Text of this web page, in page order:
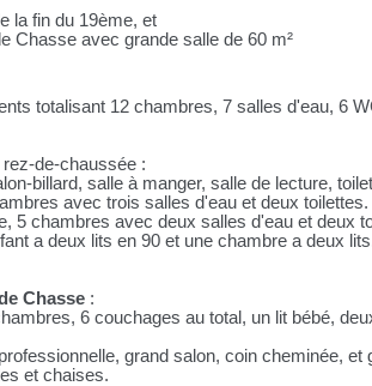
la fin du 19ème, et
Chasse avec grande salle de 60 m²
totalisant 12 chambres, 7 salles d'eau, 6
de-chaussée :
billard, salle à manger, salle de lecture,
avec trois salles d'eau et deux toilettes.
5 chambres avec deux salles d'eau et deux
a deux lits en 90 et une chambre a deux
Chasse :
6 couchages au total, un lit bébé,
grand salon, coin cheminée, et
et chaises.